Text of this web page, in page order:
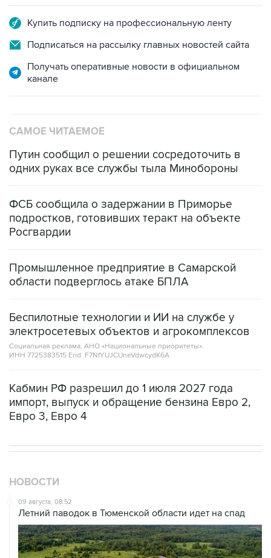
Купить подписку на профессиональную ленту
Подписаться на рассылку главных новостей сайта
Получать оперативные новости в официальном
канале
САМОЕ ЧИТАЕМОЕ
Путин сообщил о решении сосредоточить в
одних руках все службы тыла Минобороны
ФСБ сообщила о задержании в Приморье
подростков, готовивших теракт на объекте
Росгвардии
Промышленное предприятие в Самарской
области подверглось атаке БПЛА
Беспилотные технологии и ИИ на службе у
электросетевых объектов и агрокомплексов
Социальная реклама, АНО «Национальные приоритеты».
ИНН 7725383515 Erid: F7NfYUJCUneVdwcydK6A
Кабмин РФ разрешил до 1 июля 2027 года
импорт, выпуск и обращение бензина Евро 2,
Евро 3, Евро 4
НОВОСТИ
09 августа, 08:52
Летний паводок в Тюменской области идет на спад